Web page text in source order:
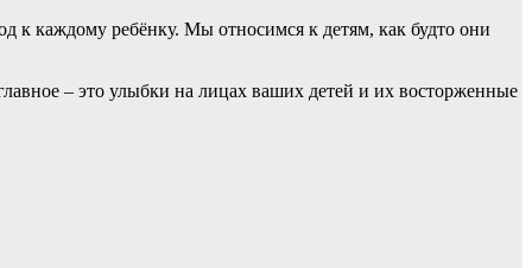
к каждому ребёнку. Мы относимся к детям, как будто они
– это улыбки на лицах ваших детей и их восторженные